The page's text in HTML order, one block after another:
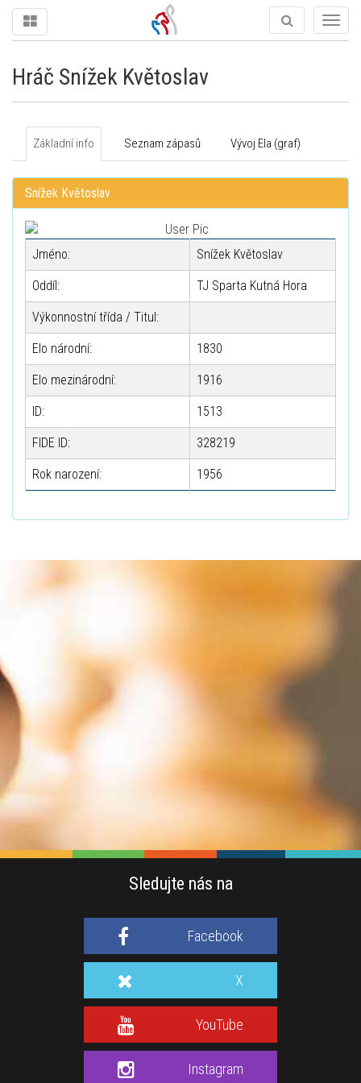
Hráč Snížek Květoslav
Základní info Seznam zápasů Vývoj Ela (graf)
Snížek Květoslav
Jméno: Snížek Květoslav
Oddíl: TJ Sparta Kutná Hora
Výkonnostní třída / Titul:
Elo národní: 1830
Elo mezinárodní: 1916
ID: 1513
FIDE ID: 328219
Rok narození: 1956
Sledujte nás na
Facebook
X
YouTube
Instagram